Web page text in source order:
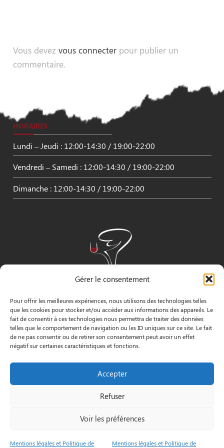
Gérer le consentement
Pour offrir les meilleures expériences, nous utilisons des technologies telles
que les cookies pour stocker et/ou accéder aux informations des appareils. Le
fait de consentir à ces technologies nous permettra de traiter des données
telles que le comportement de navigation ou les ID uniques sur ce site. Le fait
de ne pas consentir ou de retirer son consentement peut avoir un effet
négatif sur certaines caractéristiques et fonctions.
Accepter
Refuser
Voir les préférences
Mentions légales et Politique de Mentions légales et Politique de
Vous devez vous connecterpour publier un
commentaire.
HORAIRES
Lundi – Jeudi : 12:00-14:30 / 19:00-22:00
Vendredi – Samedi : 12:00-14:30 / 19:00-22:00
Dimanche : 12:00-14:30 / 19:00-22:00
INFORMATIONS
3 Pass. Henri Gautier, 44600 Saint-Nazaire